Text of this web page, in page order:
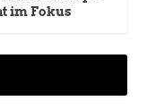
im Fokus